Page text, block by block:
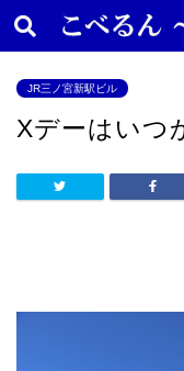
JR三ノ宮新駅ビル
Xデーはいつ